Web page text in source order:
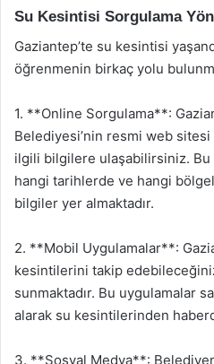
Su Kesintisi Sorgulama
Gaziantep’te su kesintisi
öğrenmenin birkaç yolu
1. **Online Sorgulama**:
Belediyesi’nin resmi web
ilgili bilgilere ulaşabilirsiniz.
hangi tarihlerde ve hangi
bilgiler yer almaktadır.
2. **Mobil Uygulamalar**:
kesintilerini takip
sunmaktadır. Bu uygulamalar
alarak su kesintilerinden
3. **Sosyal Medya**: